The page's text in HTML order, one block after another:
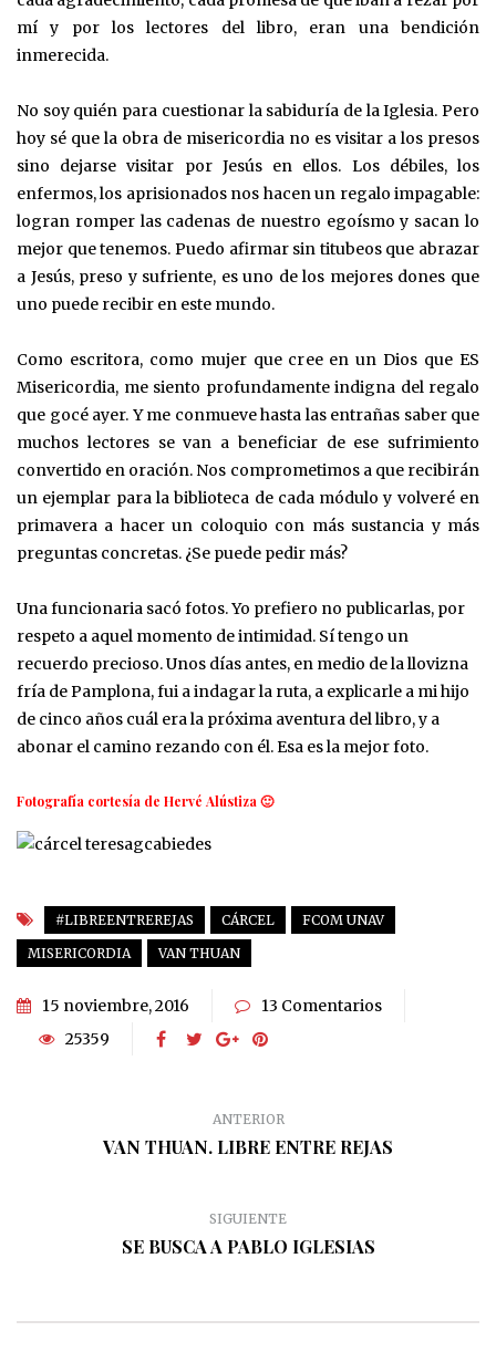
mí y por los lectores del libro, eran una bendición
inmerecida.
No soy quién para cuestionar la sabiduría de la Iglesia. Pero
hoy sé que la obra de misericordia no es visitar a los presos
sino dejarse visitar por Jesús en ellos. Los débiles, los
enfermos, los aprisionados nos hacen un regalo impagable:
logran romper las cadenas de nuestro egoísmo y sacan lo
mejor que tenemos. Puedo afirmar sin titubeos que abrazar
a Jesús, preso y sufriente, es uno de los mejores dones que
uno puede recibir en este mundo.
Como escritora, como mujer que cree en un Dios que ES
Misericordia, me siento profundamente indigna del regalo
que gocé ayer. Y me conmueve hasta las entrañas saber que
muchos lectores se van a beneficiar de ese sufrimiento
convertido en oración. Nos comprometimos a que recibirán
un ejemplar para la biblioteca de cada módulo y volveré en
primavera a hacer un coloquio con más sustancia y más
preguntas concretas. ¿Se puede pedir más?
Una funcionaria sacó fotos. Yo prefiero no publicarlas, por
respeto a aquel momento de intimidad. Sí tengo un
recuerdo precioso. Unos días antes, en medio de la llovizna
fría de Pamplona, fui a indagar la ruta, a explicarle a mi hijo
de cinco años cuál era la próxima aventura del libro, y a
abonar el camino rezando con él. Esa es la mejor foto.
Fotografía cortesía de Hervé Alústiza 🙂
#LIBREENTREREJAS CÁRCEL
FCOM UNAV
MISERICORDIA
VAN THUAN
15 noviembre, 2016
13 Comentarios
25359
ANTERIOR
VAN THUAN. LIBRE ENTRE REJAS
SIGUIENTE
SE BUSCA A PABLO IGLESIAS